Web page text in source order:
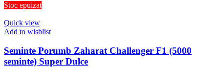
Stoc epuizat
Quick view
Add to wishlist
Seminte Porumb Zaharat Challenger F1 (5000
seminte) Super Dulce